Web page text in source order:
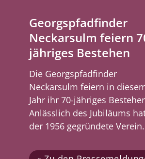
Georgspfadfinder
Neckarsulm feiern
jähriges Bestehen
Die Georgspfadfinder
Neckarsulm feiern in
Jahr ihr 70-jähriges
Anlässlich des Jubiläums
der 1956 gegründete